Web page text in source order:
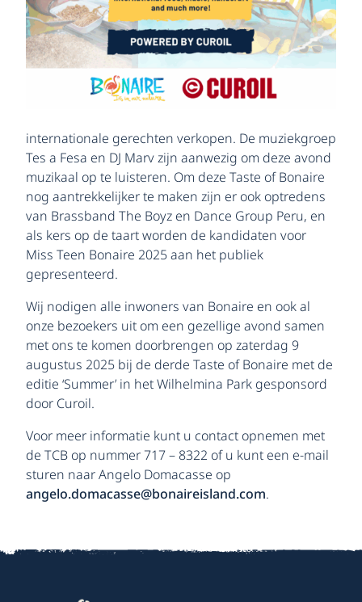
internationale gerechten verkopen. De muziekgroep
Tes a Fesa en DJ Marv zijn aanwezig om deze avond
muzikaal op te luisteren. Om deze Taste of Bonaire
nog aantrekkelijker te maken zijn er ook optredens
van Brassband The Boyz en Dance Group Peru, en
als kers op de taart worden de kandidaten voor
Miss Teen Bonaire 2025 aan het publiek
gepresenteerd.
Wij nodigen alle inwoners van Bonaire en ook al
onze bezoekers uit om een gezellige avond samen
met ons te komen doorbrengen op zaterdag 9
augustus 2025 bij de derde Taste of Bonaire met de
editie ‘Summer’ in het Wilhelmina Park gesponsord
door Curoil.
Voor meer informatie kunt u contact opnemen met
de TCB op nummer 717 – 8322 of u kunt een e-mail
sturen naar Angelo Domacasse op
angelo.domacasse@bonaireisland.com.